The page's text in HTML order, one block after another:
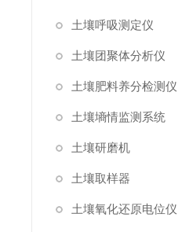
土壤呼吸测定仪
土壤团聚体分析仪
土壤肥料养分检测仪
土壤墒情监测系统
土壤研磨机
土壤取样器
土壤氧化还原电位仪